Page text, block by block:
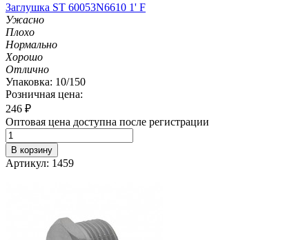
Заглушка ST 60053N6610 1' F
Ужасно
Плохо
Нормально
Хорошо
Отлично
Упаковка: 10/150
Розничная цена:
246 ₽
Оптовая цена доступна после регистрации
В корзину
Артикул: 1459